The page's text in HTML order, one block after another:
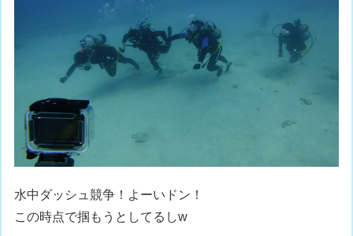
水中ダッシュ競争！よーいドン！
この時点で掴もうとしてるしw